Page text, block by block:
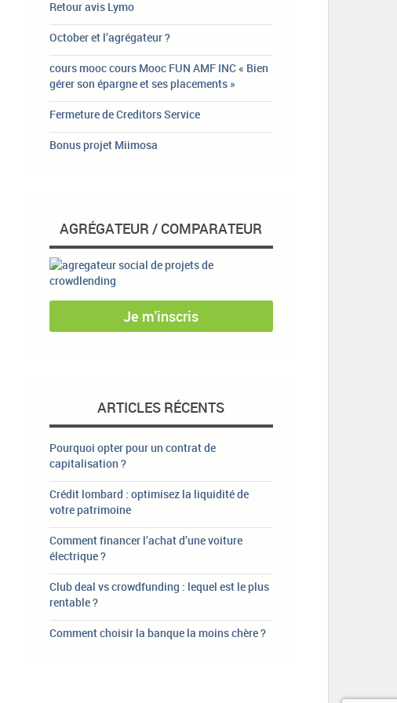
Retour avis Lymo
October et l’agrégateur ?
cours mooc cours Mooc FUN AMF INC « Bien
gérer son épargne et ses placements »
Fermeture de Creditors Service
Bonus projet Miimosa
AGRÉGATEUR / COMPARATEUR
Je m'inscris
ARTICLES RÉCENTS
Pourquoi opter pour un contrat de
capitalisation ?
Crédit lombard : optimisez la liquidité de
votre patrimoine
Comment financer l’achat d’une voiture
électrique ?
Club deal vs crowdfunding : lequel est le plus
rentable ?
Comment choisir la banque la moins chère ?